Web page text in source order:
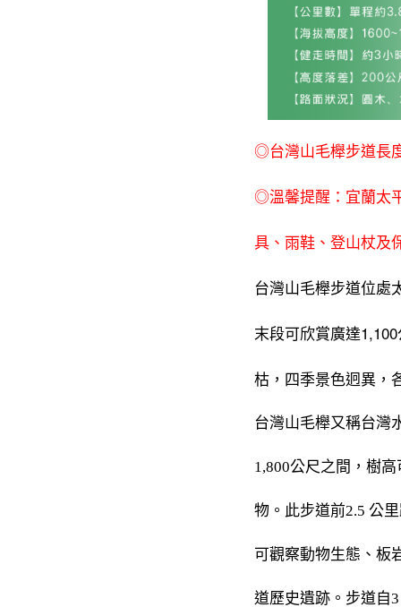
◎台灣山毛櫸步道長
◎溫馨提醒：宜蘭太
具、雨鞋、登山杖及
台灣山毛櫸步道位處
末段可欣賞廣達
枯，四季景色迥異，
台灣山毛櫸又稱台灣
1,800公尺之間，樹
物。此步道前2.5 公
可觀察動物生態、板
道歷史遺跡。步道自